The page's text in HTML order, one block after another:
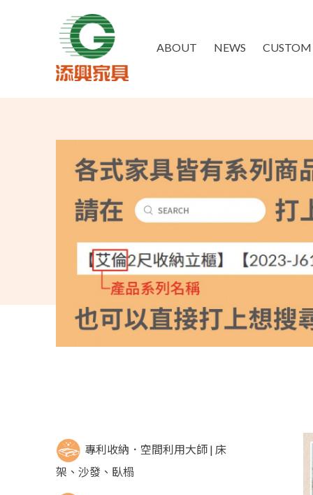
ABOUT NEWS
專利收納．空間利用大師 | 床
架、沙發、臥榻